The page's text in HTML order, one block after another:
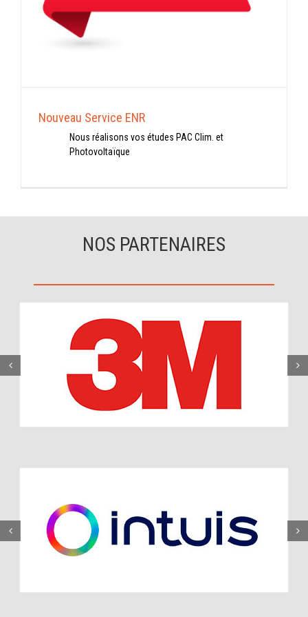
Nouveau Service ENR
Nous réalisons vos études PAC Clim. et
Photovoltaïque
NOS PARTENAIRES